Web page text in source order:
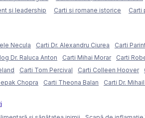
si leadership
Carti si romane istorice Carti
Necula Carti Dr. Alexandru Ciurea Carti
Dr. Raluca Anton
Carti Mihai Morar Carti
Carti Tom Percival Carti Colleen Hoover
Chopra
Carti Theona Balan Carti Dr.